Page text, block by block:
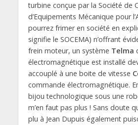
turbine conçue par la Société de
d’Equipements Mécanique pour
pourrez frimer en société en
signifie le SOCEMA) n’offrant
frein moteur, un système Telma
électromagnétique est installé
accouplé à une boite de vitesse
commande électromagnétique.
bijou technologique sous une
m’en faut pas plus ! Sans doute
plu à Jean Dupuis également